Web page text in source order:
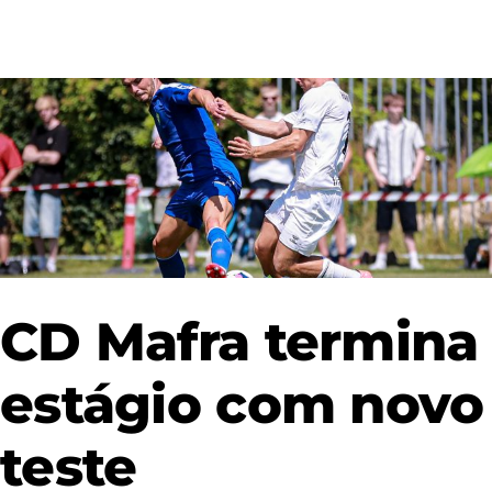
CD Mafra termina
estágio com novo
teste